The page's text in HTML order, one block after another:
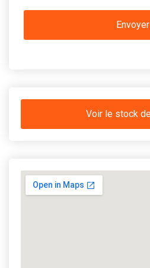
Voir le stock